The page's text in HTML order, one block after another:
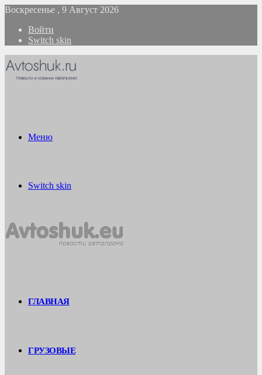
Воскресенье , 9 Август 2026
Войти
Switch skin
Меню
Switch skin
ГЛАВНАЯ
ГРУЗОВЫЕ